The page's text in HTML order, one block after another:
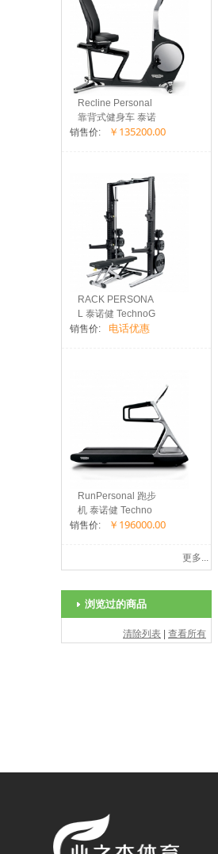
Recline Personal
靠背式健身车 泰诺
健...
销售价: ￥135200.00
RACK PERSONA
L 泰诺健 TechnoG
ym
销售价: 电话优惠
RunPersonal 跑步
机 泰诺健 Techno
Gym
销售价: ￥196000.00
更多...
浏览过的商品
清除列表 查看所有